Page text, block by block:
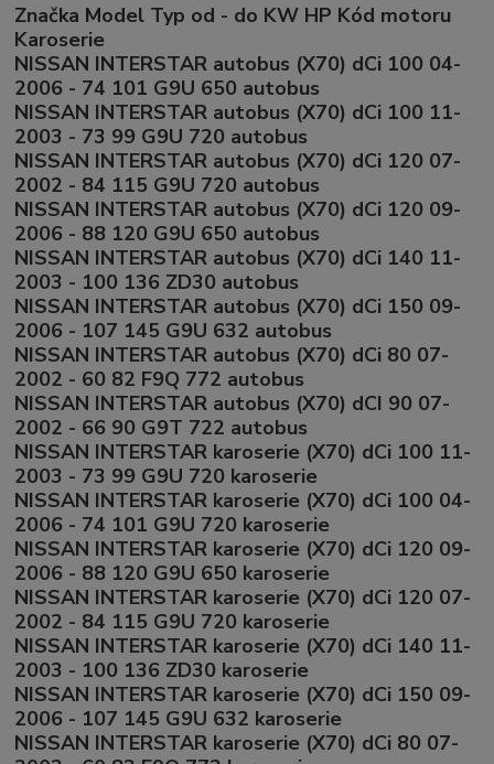
Značka Model Typ od - do KW HP Kód motoru
Karoserie
NISSAN INTERSTAR autobus (X70) dCi 100 04-
2006 - 74 101 G9U 650 autobus
NISSAN INTERSTAR autobus (X70) dCi 100 11-
2003 - 73 99 G9U 720 autobus
NISSAN INTERSTAR autobus (X70) dCi 120 07-
2002 - 84 115 G9U 720 autobus
NISSAN INTERSTAR autobus (X70) dCi 120 09-
2006 - 88 120 G9U 650 autobus
NISSAN INTERSTAR autobus (X70) dCi 140 11-
2003 - 100 136 ZD30 autobus
NISSAN INTERSTAR autobus (X70) dCi 150 09-
2006 - 107 145 G9U 632 autobus
NISSAN INTERSTAR autobus (X70) dCi 80 07-
2002 - 60 82 F9Q 772 autobus
NISSAN INTERSTAR autobus (X70) dCI 90 07-
2002 - 66 90 G9T 722 autobus
NISSAN INTERSTAR karoserie (X70) dCi 100 11-
2003 - 73 99 G9U 720 karoserie
NISSAN INTERSTAR karoserie (X70) dCi 100 04-
2006 - 74 101 G9U 720 karoserie
NISSAN INTERSTAR karoserie (X70) dCi 120 09-
2006 - 88 120 G9U 650 karoserie
NISSAN INTERSTAR karoserie (X70) dCi 120 07-
2002 - 84 115 G9U 720 karoserie
NISSAN INTERSTAR karoserie (X70) dCi 140 11-
2003 - 100 136 ZD30 karoserie
NISSAN INTERSTAR karoserie (X70) dCi 150 09-
2006 - 107 145 G9U 632 karoserie
NISSAN INTERSTAR karoserie (X70) dCi 80 07-